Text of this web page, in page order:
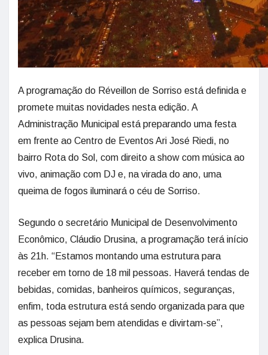
A programação do Réveillon de Sorriso está definida e
promete muitas novidades nesta edição. A
Administração Municipal está preparando uma festa
em frente ao Centro de Eventos Ari José Riedi, no
bairro Rota do Sol, com direito a show com música ao
vivo, animação com DJ e, na virada do ano, uma
queima de fogos iluminará o céu de Sorriso.
Segundo o secretário Municipal de Desenvolvimento
Econômico, Cláudio Drusina, a programação terá início
às 21h. “Estamos montando uma estrutura para
receber em torno de 18 mil pessoas. Haverá tendas de
bebidas, comidas, banheiros químicos, seguranças,
enfim, toda estrutura está sendo organizada para que
as pessoas sejam bem atendidas e divirtam-se”,
explica Drusina.